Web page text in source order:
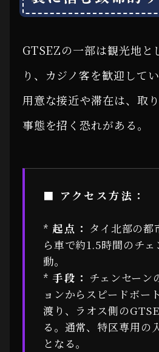
GTSEZの一部は観光地と
り、カジノ客を歓迎して
用意な接近や滞在は、取
事態を招く恐れがある。
■ アクセス方法：
* 起点： タイ北部の都
ら車で約1.5時間のチ
動。
* 手段： チェンセーン
ョンからスピードボー
渡り、ラオス側の
る。通常、特区専用の
となる。